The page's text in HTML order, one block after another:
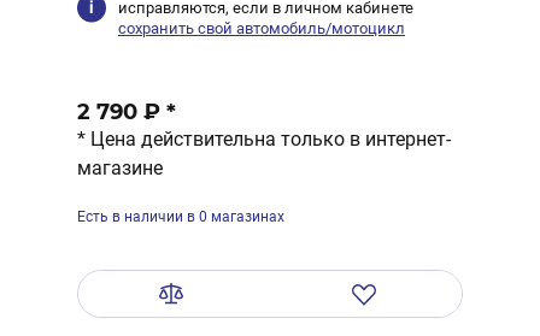
исправляются, если в личном кабинете
сохранить свой автомобиль/мотоцикл
2 790 ₽ *
* Цена действительна только в интернет-
магазине
Есть в наличии в 0 магазинах